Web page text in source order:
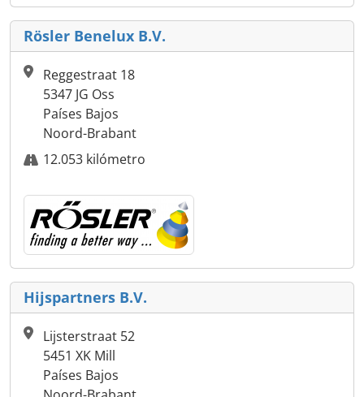
Rösler Benelux B.V.
Reggestraat 18
5347 JG Oss
Países Bajos
Noord-Brabant
12.053 kilómetro
Hijspartners B.V.
Lijsterstraat 52
5451 XK Mill
Países Bajos